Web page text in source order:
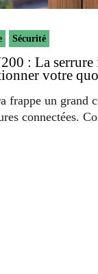
Sécurité
: La
votre
frappe un grand
connectées.